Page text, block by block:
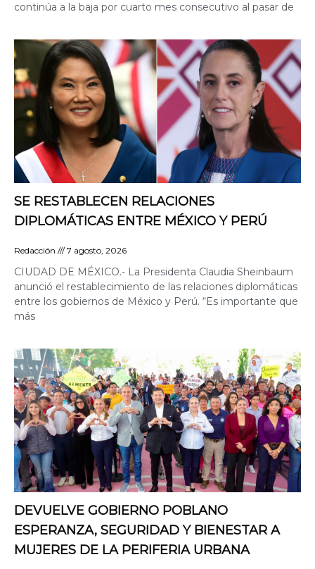
continúa a la baja por cuarto mes consecutivo al pasar de
SE RESTABLECEN RELACIONES
DIPLOMÁTICAS ENTRE MÉXICO Y PERÚ
Redacción 7 agosto, 2026
CIUDAD DE MÉXICO.- La Presidenta Claudia Sheinbaum
anunció el restablecimiento de las relaciones diplomáticas
entre los gobiernos de México y Perú. “Es importante que
más
DEVUELVE GOBIERNO POBLANO
ESPERANZA, SEGURIDAD Y BIENESTAR A
MUJERES DE LA PERIFERIA URBANA